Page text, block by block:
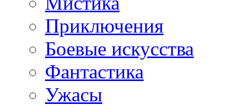
Приключения
Боевые искусства
Фантастика
Ужасы